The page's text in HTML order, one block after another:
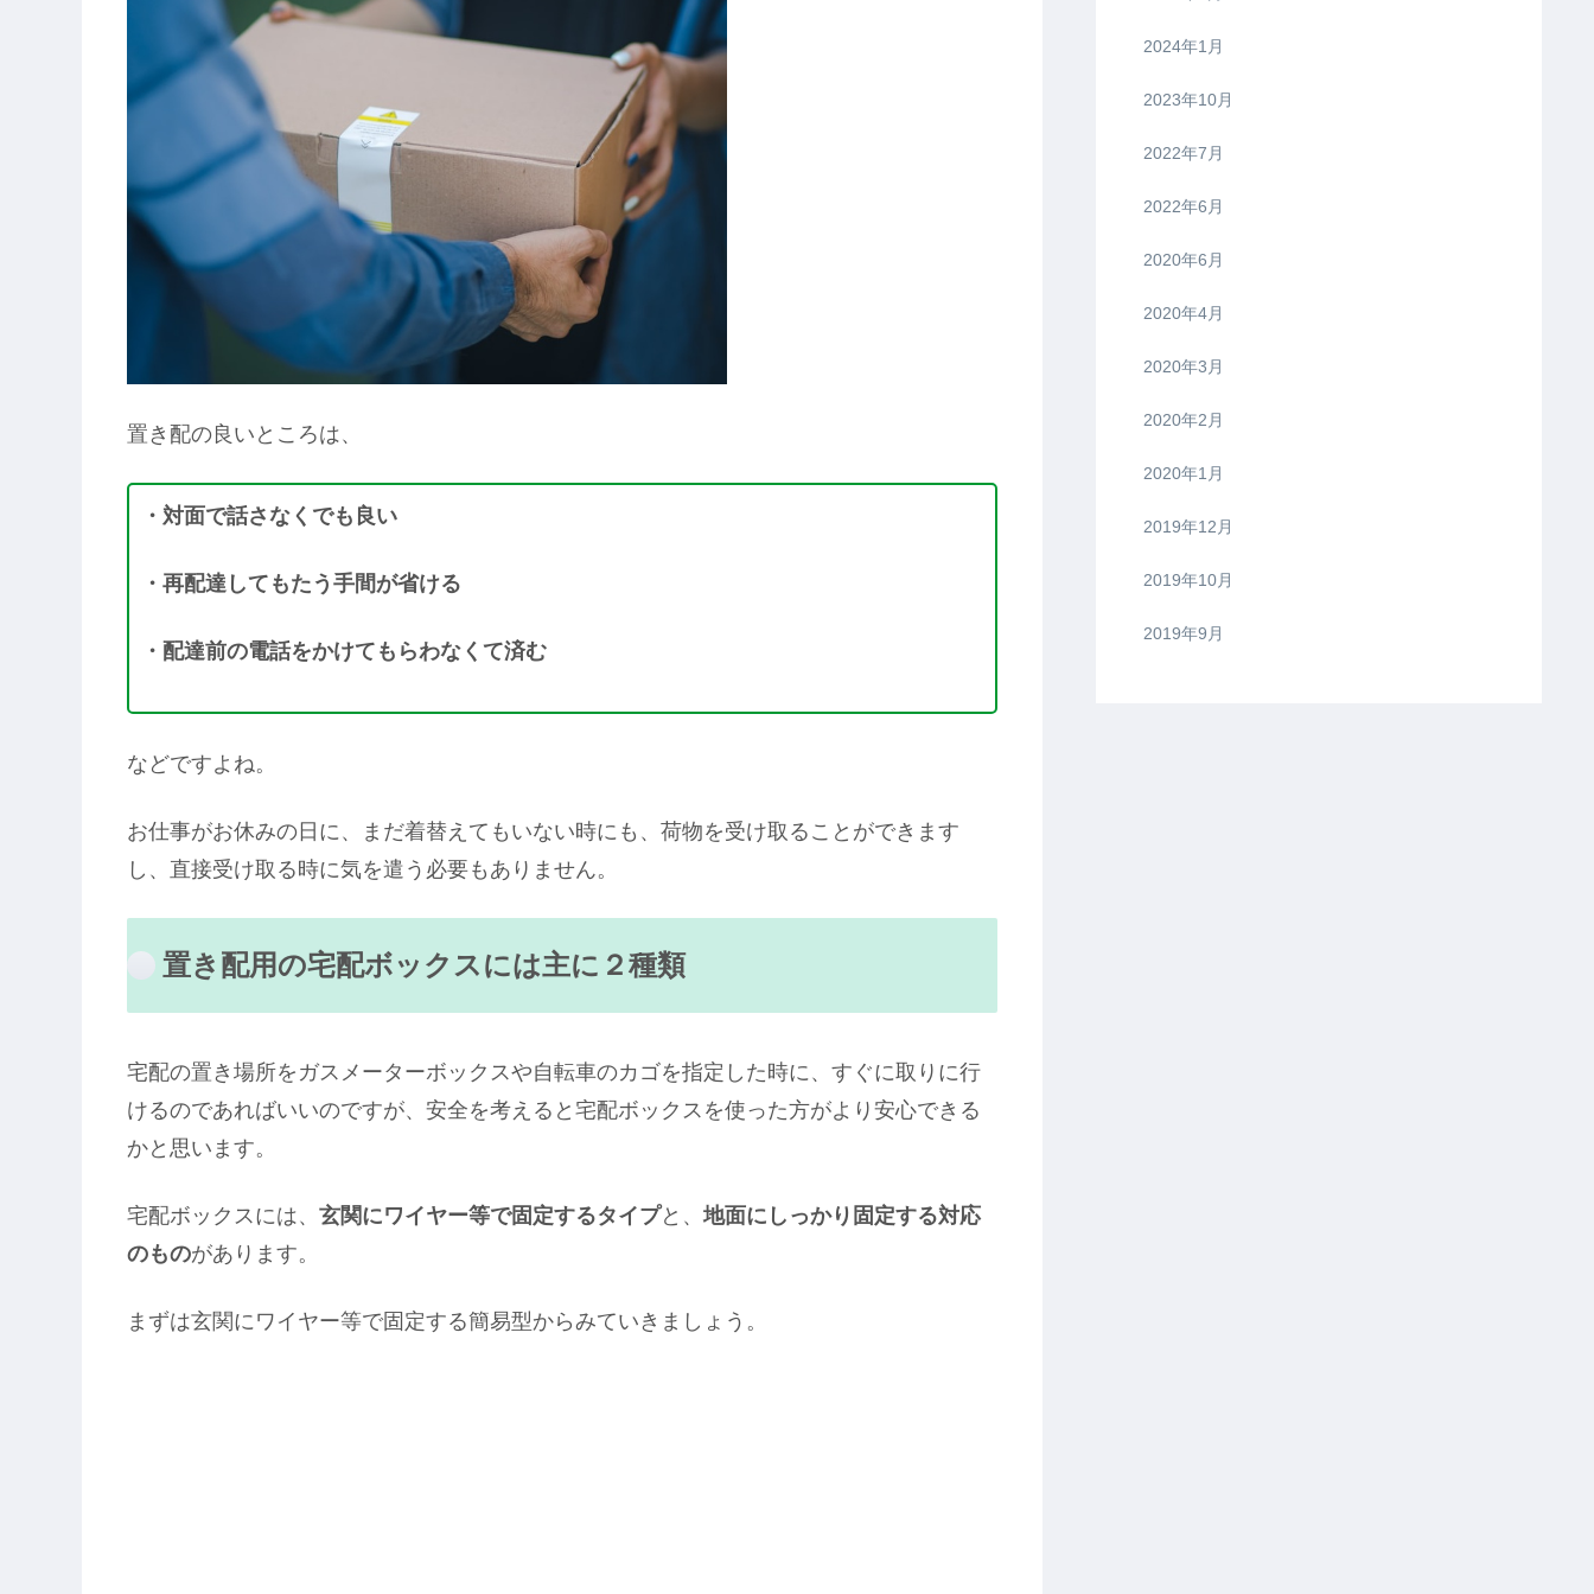
置き配の良いところは、
・対面で話さなくでも良い
・再配達してもたう手間が省ける
・配達前の電話をかけてもらわなくて済む
などですよね。
お仕事がお休みの日に、まだ着替えてもいない時にも、荷物を受け取ることができます
し、直接受け取る時に気を遣う必要もありません。
置き配用の宅配ボックスには主に２種類
宅配の置き場所をガスメーターボックスや自転車のカゴを指定した時に、すぐに取りに行
けるのであればいいのですが、安全を考えると宅配ボックスを使った方がより安心できる
かと思います。
宅配ボックスには、 玄関にワイヤー等で固定するタイプと、 地面にしっかり固定する対応
のものがあります。
まずは玄関にワイヤー等で固定する簡易型からみていきましょう。
2024年1月
2023年10月
2022年7月
2022年6月
2020年6月
2020年4月
2020年3月
2020年2月
2020年1月
2019年12月
2019年10月
2019年9月